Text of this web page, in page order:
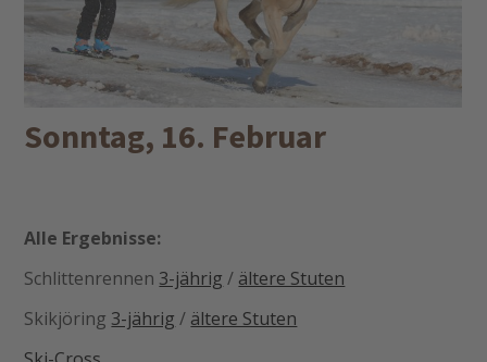
Sonntag, 16. Februar
Alle Ergebnisse:
Schlittenrennen 3-jährig / ältere Stuten
Skikjöring 3-jährig / ältere Stuten